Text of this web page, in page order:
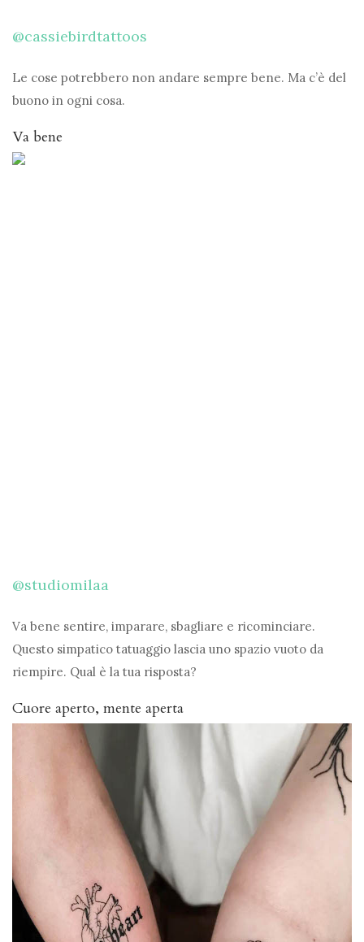
@cassiebirdtattoos
Le cose potrebbero non andare sempre bene. Ma c’è del
buono in ogni cosa.
Va bene
@studiomilaa
Va bene sentire, imparare, sbagliare e ricominciare.
Questo simpatico tatuaggio lascia uno spazio vuoto da
riempire. Qual è la tua risposta?
Cuore aperto, mente aperta